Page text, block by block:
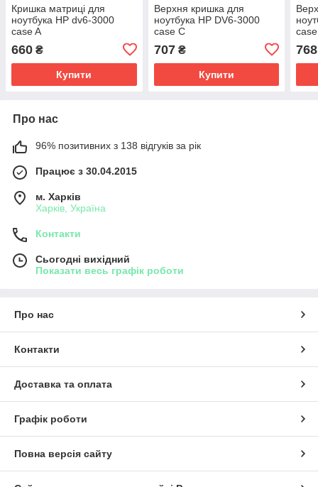
Кришка матриці для
ноутбука HP dv6-3000
case A
660 ₴
Купити
Верхня кришка для
ноутбука HP DV6-3000
case C
707₴
Купити
768
Про нас
96% позитивних з 138 відгуків за рік
Працює з 30.04.2015
м. Харків
Харків, Україна
Контакти
Сьогодні вихідний
Показати весь графік роботи
Про нас
Контакти
Доставка та оплата
Графік роботи
Повна версія сайту